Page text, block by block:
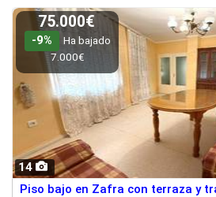
14
75.000€
-9%
Ha bajado
7.000€
Piso bajo en Zafra con terraza y